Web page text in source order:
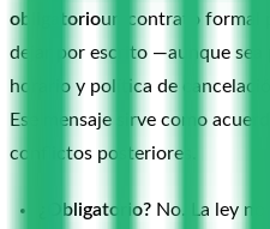
obligatorioun contrato formal
dejar por escrito —aunque sea
horario y política de
Ese mensaje sirve como
conflictos posteriores.
¿Obligatorio? No. La ley